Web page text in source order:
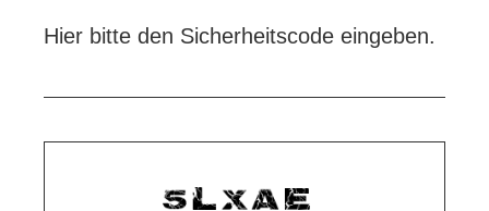
Hier bitte den Sicherheitscode eingeben.